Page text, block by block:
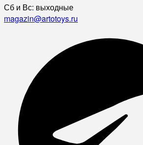
Сб и Вс: выходные
magazin@artotoys.ru